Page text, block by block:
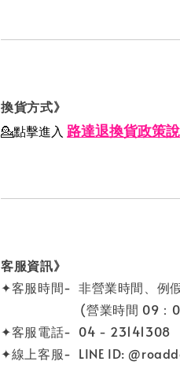
換貨方式》
💁點擊進入 路達退換貨政策
客服資訊》
✦客服時間- 非營業時間、例
(營業時間 09：00-
✦客服電話- 04 - 23141308
✦線上客服- LINE ID: